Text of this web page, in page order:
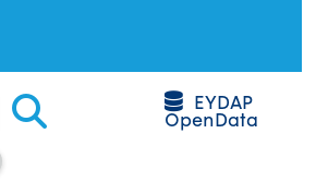
EYDAP
OpenData